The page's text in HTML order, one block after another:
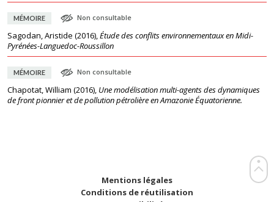
MÉMOIRE Non consultable
Sagodan, Aristide (2016),Étude des conflits environnementaux en Midi-
Pyrénées-Languedoc-Roussillon
MÉMOIRE Non consultable
Chapotat, William (2016), Une modélisation multi-agents des dynamiques
de front pionnier et de pollution pétrolière en Amazonie Équatorienne.
Mentions légales
Conditions de réutilisation